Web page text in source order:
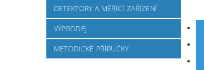
DETEKTORY A MĚŘÍCÍ ZAŘÍZENÍ
VÝPRODEJ
METODICKÉ PŘÍRUČKY